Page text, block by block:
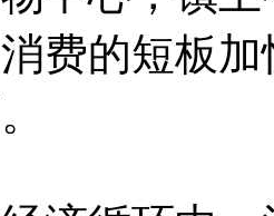
费的短板加